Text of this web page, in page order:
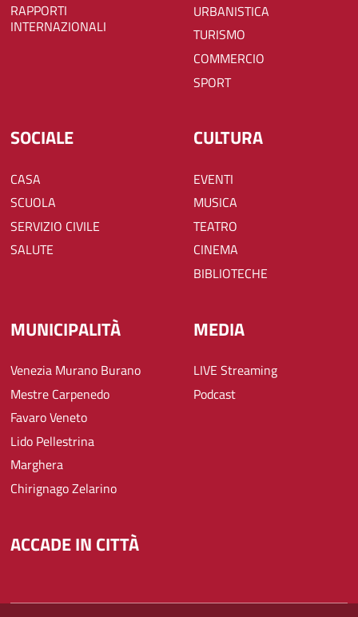
RAPPORTI
INTERNAZIONALI
URBANISTICA
TURISMO
COMMERCIO
SPORT
SOCIALE
CASA
SCUOLA
SERVIZIO CIVILE
SALUTE
CULTURA
EVENTI
MUSICA
TEATRO
CINEMA
BIBLIOTECHE
MUNICIPALITÀ
Venezia Murano Burano
Mestre Carpenedo
Favaro Veneto
Lido Pellestrina
Marghera
Chirignago Zelarino
MEDIA
LIVE Streaming
Podcast
ACCADE IN CITTÀ